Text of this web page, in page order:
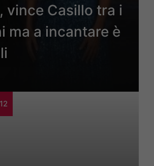
vince Casillo tra i
ma a incantare è